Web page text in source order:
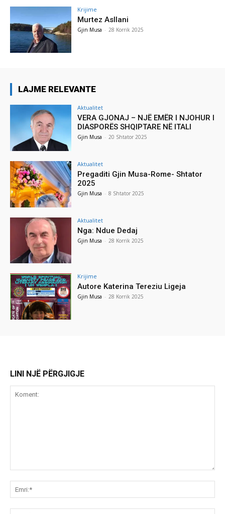
Krijime
Murtez Asllani
Gjin Musa - 28 Korrik 2025
LAJME RELEVANTE
Aktualitet
VERA GJONAJ – NJË EMËR I NJOHUR I
DIASPORËS SHQIPTARE NË ITALI
Gjin Musa - 20 Shtator 2025
Aktualitet
Pregaditi Gjin Musa-Rome- Shtator
2025
Gjin Musa - 8 Shtator 2025
Aktualitet
Nga: Ndue Dedaj
Gjin Musa - 28 Korrik 2025
Krijime
Autore Katerina Tereziu Ligeja
Gjin Musa - 28 Korrik 2025
LINI NJË PËRGJIGJE